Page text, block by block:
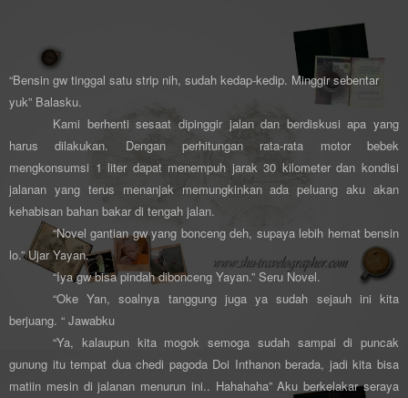
“Bensin gw tinggal satu strip nih, sudah kedap-kedip. Minggir sebentar
yuk” Balasku.
Kami berhenti sesaat dipinggir jalan dan berdiskusi apa yang
harus dilakukan. Dengan perhitungan rata-rata motor bebek
mengkonsumsi 1 liter dapat menempuh jarak 30 kilometer dan kondisi
jalanan yang terus menanjak memungkinkan ada peluang aku akan
kehabisan bahan bakar di tengah jalan.
“Novel gantian gw yang bonceng deh, supaya lebih hemat bensin
lo.” Ujar Yayan.
“Iya gw bisa pindah dibonceng Yayan.” Seru Novel.
“Oke Yan, soalnya tanggung juga ya sudah sejauh ini kita
berjuang. “ Jawabku
“Ya, kalaupun kita mogok semoga sudah sampai di puncak
gunung itu tempat dua chedi pagoda Doi Inthanon berada, jadi kita bisa
matiin mesin di jalanan menurun ini.. Hahahaha” Aku berkelakar seraya